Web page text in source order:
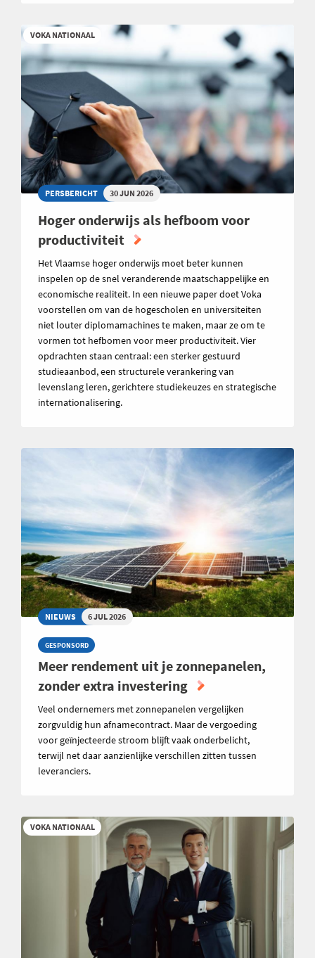
VOKA NATIONAAL
PERSBERICHT 30 JUN 2026
Hoger onderwijs als hefboom voor
productiviteit
Het Vlaamse hoger onderwijs moet beter kunnen
inspelen op de snel veranderende maatschappelijke en
economische realiteit. In een nieuwe paper doet Voka
voorstellen om van de hogescholen en universiteiten
niet louter diplomamachines te maken, maar ze om te
vormen tot hefbomen voor meer productiviteit. Vier
opdrachten staan centraal: een sterker gestuurd
studieaanbod, een structurele verankering van
levenslang leren, gerichtere studiekeuzes en strategische
internationalisering.
NIEUWS 6 JUL 2026
GESPONSORD
Meer rendement uit je zonnepanelen,
zonder extra investering
Veel ondernemers met zonnepanelen vergelijken
zorgvuldig hun afnamecontract. Maar de vergoeding
voor geïnjecteerde stroom blijft vaak onderbelicht,
terwijl net daar aanzienlijke verschillen zitten tussen
leveranciers.
VOKA NATIONAAL